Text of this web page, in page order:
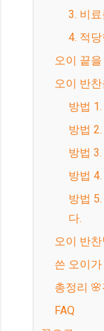
3. 비
4.
오이 끝
오이 반
방법
방법
방법
방법
방법 5. 쓴맛이 너무 강하면 과감히 버립니
다.
오이 반
쓴 오
총정리
FAQ